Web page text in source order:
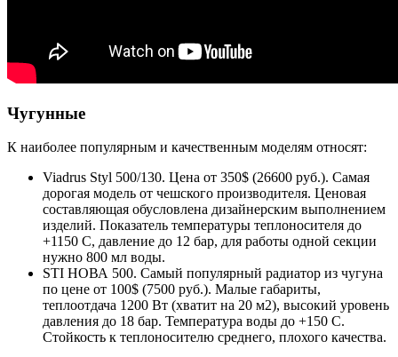
Чугунные
К наиболее популярным и качественным моделям относят:
Viadrus Styl 500/130. Цена от 350$ (26600 руб.). Самая
дорогая модель от чешского производителя. Ценовая
составляющая обусловлена дизайнерским выполнением
изделий. Показатель температуры теплоносителя до
+1150 С, давление до 12 бар, для работы одной секции
нужно 800 мл воды.
STI НОВА 500. Самый популярный радиатор из чугуна
по цене от 100$ (7500 руб.). Малые габариты,
теплоотдача 1200 Вт (хватит на 20 м2), высокий уровень
давления до 18 бар. Температура воды до +150 С.
Стойкость к теплоносителю среднего, плохого качества.